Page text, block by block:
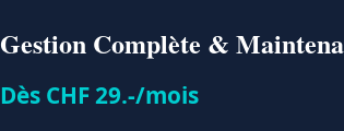
Gestion Complète &
Dès CHF 29.-/mois